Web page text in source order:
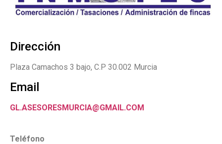
Dirección
Plaza Camachos 3 bajo, C.P 30.002 Murcia
Email
GL.ASESORESMURCIA@GMAIL.COM
Teléfono